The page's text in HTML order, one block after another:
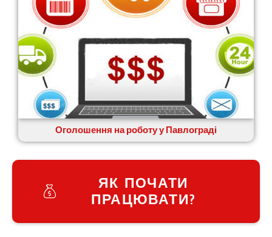
Оголошення на роботу у Павлограді
ЯК ПОЧАТИ
ПРАЦЮВАТИ?